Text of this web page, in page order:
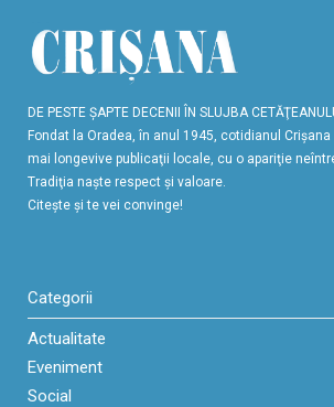
DE PESTE ŞAPTE DECENII ÎN SLUJBA
Fondat la Oradea, în anul 1945, cotidianul
mai longevive publicaţii locale, cu o apariţie
Tradiţia naşte respect şi valoare.
Citeşte şi te vei convinge!
Categorii
Actualitate
Eveniment
Social